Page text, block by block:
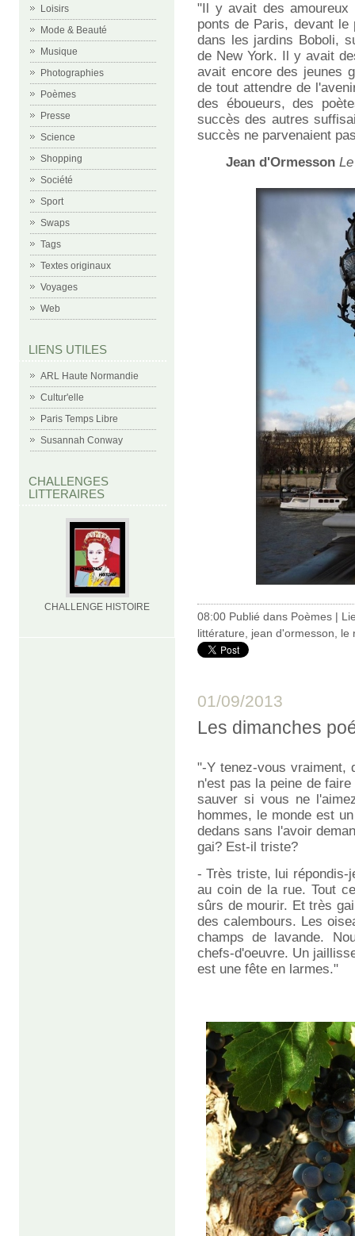
Loisirs
Mode & Beauté
Musique
Photographies
Poèmes
Presse
Science
Shopping
Société
Sport
Swaps
Tags
Textes originaux
Voyages
Web
LIENS UTILES
ARL Haute Normandie
Cultur'elle
Paris Temps Libre
Susannah Conway
CHALLENGES
LITTERAIRES
CHALLENGE HISTOIRE
"Il y avait des
ponts de Paris, devant
dans les jardins Boboli,
de New York. Il y avait
avait encore des jeunes
de tout attendre de
des éboueurs, des
succès des autres
succès ne parvenaient
Jean d'Ormesson
08:00 Publié dans Poèmes |
littérature
jean d'ormesson le
01/09/2013
Les dimanches
"-Y tenez-vous vraiment,
n'est pas la peine de
sauver si vous ne
hommes, le monde est
dedans sans l'avoir
gai? Est-il triste?
- Très triste, lui répondis-
au coin de la rue. Tout
sûrs de mourir. Et très
des calembours. Les
champs de lavande.
chefs-d'oeuvre. Un
est une fête en larmes."